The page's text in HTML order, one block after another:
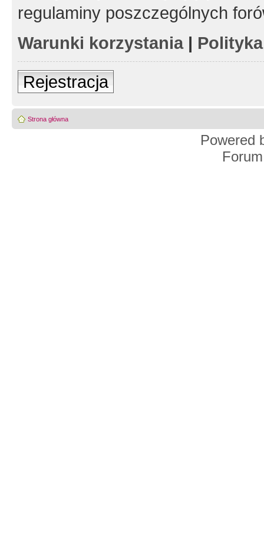
regulaminy poszczególnych
Warunki korzystania|
Rejestracja
Strona główna
Powered